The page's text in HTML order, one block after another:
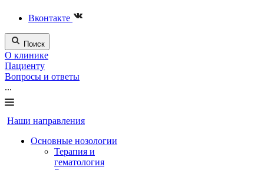
Вконтакте
Поиск
О клинике
Пациенту
Вопросы и ответы
...
Наши направления
Основные нозологии
Терапия и
гематология